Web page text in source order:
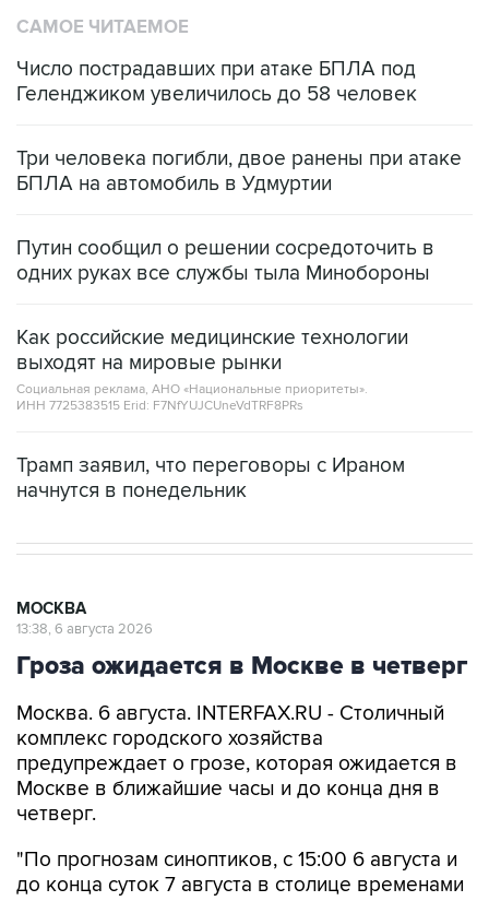
САМОЕ ЧИТАЕМОЕ
Число пострадавших при атаке БПЛА под
Геленджиком увеличилось до 58 человек
Три человека погибли, двое ранены при атаке
БПЛА на автомобиль в Удмуртии
Путин сообщил о решении сосредоточить в
одних руках все службы тыла Минобороны
Как российские медицинские технологии
выходят на мировые рынки
Социальная реклама, АНО «Национальные приоритеты».
ИНН 7725383515 Erid: F7NfYUJCUneVdTRF8PRs
Трамп заявил, что переговоры с Ираном
начнутся в понедельник
МОСКВА
13:38, 6 августа 2026
Гроза ожидается в Москве в четверг
Москва. 6 августа. INTERFAX.RU - Столичный
комплекс городского хозяйства
предупреждает о грозе, которая ожидается в
Москве в ближайшие часы и до конца дня в
четверг.
"По прогнозам синоптиков, с 15:00 6 августа и
до конца суток 7 августа в столице временами